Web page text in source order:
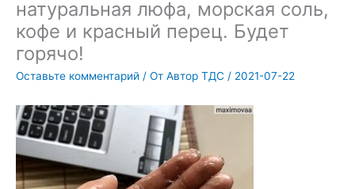
натуральная люфа, морская соль,
кофе и красный перец. Будет
горячо!
Оставьте комментарий / От Автор ТДС / 2021-07-22